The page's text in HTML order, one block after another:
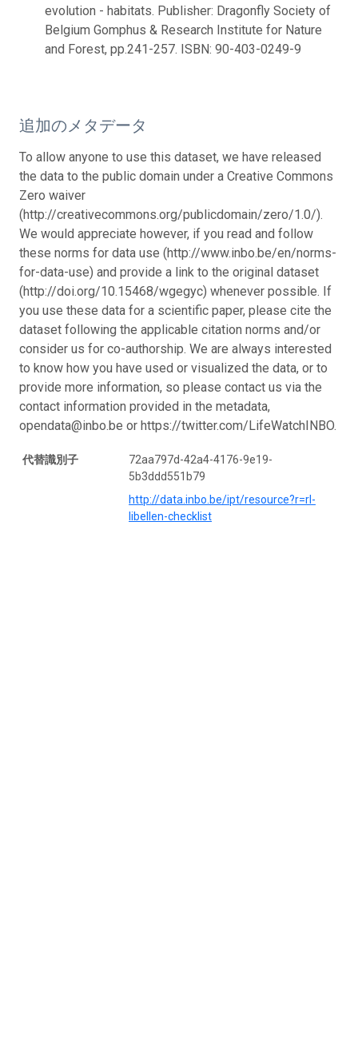
evolution - habitats. Publisher: Dragonfly Society of
Belgium Gomphus & Research Institute for Nature
and Forest, pp.241-257. ISBN: 90-403-0249-9
追加のメタデータ
To allow anyone to use this dataset, we have released
the data to the public domain under a Creative Commons
Zero waiver
(http://creativecommons.org/publicdomain/zero/1.0/).
We would appreciate however, if you read and follow
these norms for data use (http://www.inbo.be/en/norms-
for-data-use) and provide a link to the original dataset
(http://doi.org/10.15468/wgegyc) whenever possible. If
you use these data for a scientific paper, please cite the
dataset following the applicable citation norms and/or
consider us for co-authorship. We are always interested
to know how you have used or visualized the data, or to
provide more information, so please contact us via the
contact information provided in the metadata,
opendata@inbo.be or https://twitter.com/LifeWatchINBO.
代替識別子
72aa797d-42a4-4176-9e19-
5b3ddd551b79
http://data.inbo.be/ipt/resource?r=rl-
libellen-checklist